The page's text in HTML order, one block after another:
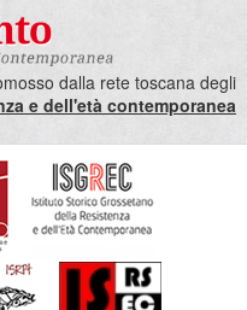
dalla rete toscana degli
e dell'età contemporanea